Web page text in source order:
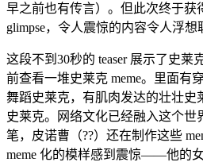
早之前也有传言）。但此次终于获
glimpse，令人震惊的内容令人浮想
这段不到30秒的 teaser 展示了史莱
前查看一堆史莱克 meme。里面有
舞蹈史莱克，有肌肉发达的壮壮史
史莱克。网络文化已经融入这个世
笔，皮诺曹（??）还在制作这些
meme 化的模样感到震惊——他的女